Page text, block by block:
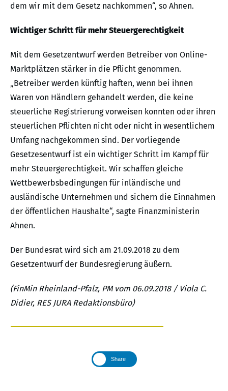
dem wir mit dem Gesetz nachkommen“, so Ahnen.
Wichtiger Schritt für mehr Steuergerechtigkeit
Mit dem Gesetzentwurf werden Betreiber von Online-
Marktplätzen stärker in die Pflicht genommen.
„Betreiber werden künftig haften, wenn bei ihnen
Waren von Händlern gehandelt werden, die keine
steuerliche Registrierung vorweisen konnten oder ihren
steuerlichen Pflichten nicht oder nicht in wesentlichem
Umfang nachgekommen sind. Der vorliegende
Gesetzesentwurf ist ein wichtiger Schritt im Kampf für
mehr Steuergerechtigkeit. Wir schaffen gleiche
Wettbewerbsbedingungen für inländische und
ausländische Unternehmen und sichern die Einnahmen
der öffentlichen Haushalte“, sagte Finanzministerin
Ahnen.
Der Bundesrat wird sich am 21.09.2018 zu dem
Gesetzentwurf der Bundesregierung äußern.
(FinMin Rheinland-Pfalz, PM vom 06.09.2018 / Viola C.
Didier, RES JURA Redaktionsbüro)
Share